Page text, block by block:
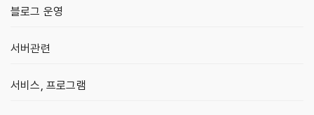
블로그 운영
서버관련
서비스, 프로그램